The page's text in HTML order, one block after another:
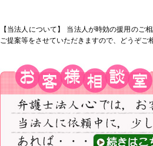
【当法人について】
当法人が時効の援用のご
ご提案等をさせていただきますので、どうぞご